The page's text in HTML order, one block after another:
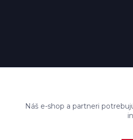
Náš e-shop a partneri